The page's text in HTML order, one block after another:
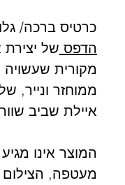
כרטיס ברכה/
הדפס של יצירת
מקורית שעשויה
ממוחזר ונייר,
איילת שביב
המוצר אינו
מעטפה,